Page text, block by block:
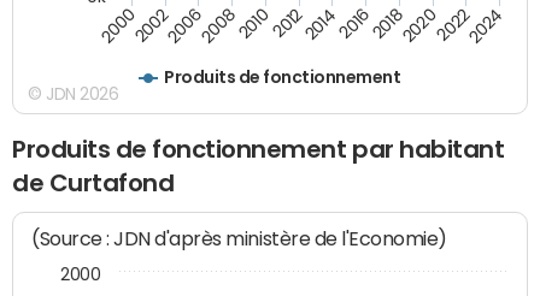
Produits de fonctionnement
200020022006200820102012201420162018202020222024
© JDN 2026
Produits de fonctionnement par habitant
de Curtafond
(Source : JDN d'après ministère de l'Economie)
2000